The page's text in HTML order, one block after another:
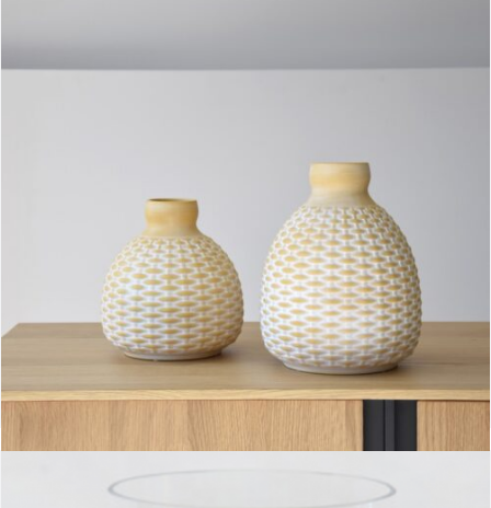
Jarrones cerámica cesta